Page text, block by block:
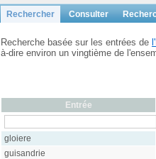
Rechercher Consulter
Recherche basée sur les entrées de
à-dire environ un vingtième de
Entrée
gloiere
guisandrie